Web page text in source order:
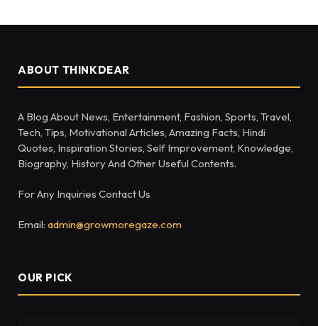
ABOUT THINKDEAR
A Blog About News, Entertainment, Fashion, Sports, Travel,
Tech, Tips, Motivational Articles, Amazing Facts, Hindi
Quotes, Inspiration Stories, Self Improvement, Knowledge,
Biography, History And Other Useful Contents.
For Any Inquiries Contact Us
Email: admin@growmoregaze.com
OUR PICK